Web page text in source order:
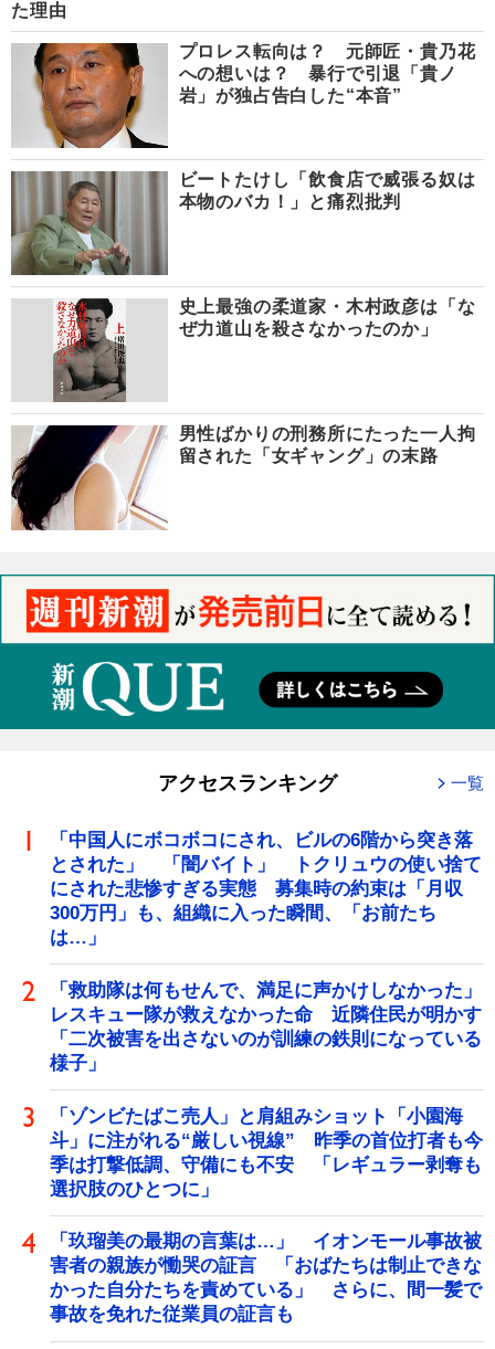
た理由
プロレス転向は？ 元師匠・貴乃花
への想いは？ 暴行で引退「貴ノ
岩」が独占告白した“本音”
ビートたけし「飲食店で威張る奴は
本物のバカ！」と痛烈批判
史上最強の柔道家・木村政彦は「な
ぜ力道山を殺さなかったのか」
男性ばかりの刑務所にたった一人拘
留された「女ギャング」の末路
アクセスランキング 一覧
「中国人にボコボコにされ、ビルの6階から突き落
とされた」 「闇バイト」 トクリュウの使い捨て
にされた悲惨すぎる実態 募集時の約束は「月収
300万円」も、組織に入った瞬間、「お前たち
は…」
「救助隊は何もせんで、満足に声かけしなかった」
レスキュー隊が救えなかった命 近隣住民が明かす
「二次被害を出さないのが訓練の鉄則になっている
様子」
「ゾンビたばこ売人」と肩組みショット「小園海
斗」に注がれる“厳しい視線” 昨季の首位打者も今
季は打撃低調、守備にも不安 「レギュラー剥奪も
選択肢のひとつに」
「玖瑠美の最期の言葉は…」 イオンモール事故被
害者の親族が慟哭の証言 「おばたちは制止できな
かった自分たちを責めている」 さらに、間一髪で
事故を免れた従業員の証言も